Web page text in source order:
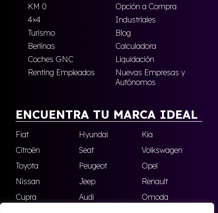
KM 0
Opción a Compra
4×4
Industriales
Turismo
Blog
Berlinas
Calculadora
Coches GNC
Liquidación
Renting Empleados
Nuevas Empresas y
Autónomos
ENCUENTRA TU MARCA IDEAL
Fiat Hyundai
Kia
Citroën
Seat
Volkswagen
Toyota
Peugeot
Opel
Nissan
Jeep
Renault
Cupra
Audi
Omoda